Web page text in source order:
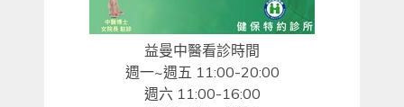
益曼中醫看診時間
週一~週五 11:00-20:00
週六 11:00-16:00